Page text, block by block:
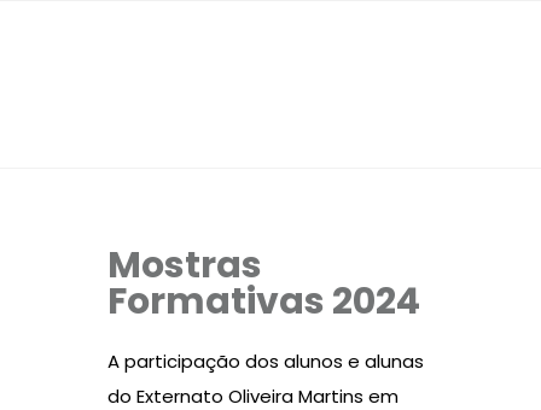
Mostras
Formativas 2024
A participação dos alunos e alunas
do Externato Oliveira Martins em